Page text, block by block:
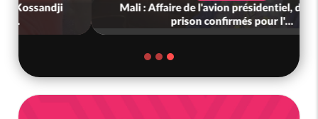
Mali : Affaire de l'avion présidentiel, dix ans de
prison confirmés pour l'...